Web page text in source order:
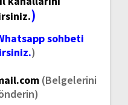
)
sohbeti
)
(Belgelerini